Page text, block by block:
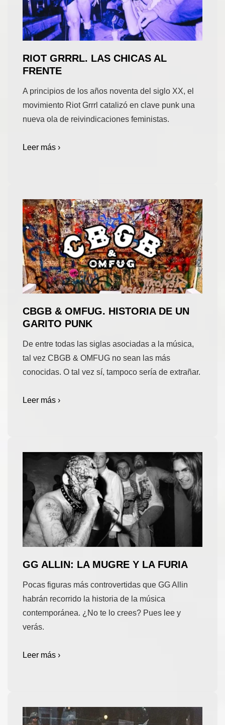
RIOT GRRRL. LAS CHICAS AL
FRENTE
A principios de los años noventa del siglo XX, el
movimiento Riot Grrrl catalizó en clave punk una
nueva ola de reivindicaciones feministas.
Leer más ›
CBGB & OMFUG. HISTORIA DE UN
GARITO PUNK
De entre todas las siglas asociadas a la música,
tal vez CBGB & OMFUG no sean las más
conocidas. O tal vez sí, tampoco sería de extrañar.
Leer más ›
GG ALLIN: LA MUGRE Y LA FURIA
Pocas figuras más controvertidas que GG Allin
habrán recorrido la historia de la música
contemporánea. ¿No te lo crees? Pues lee y
verás.
Leer más ›